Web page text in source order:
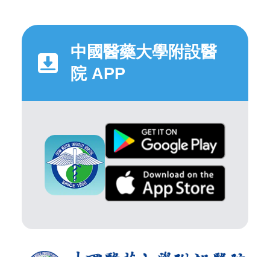
中國醫藥大學附設醫
院 APP